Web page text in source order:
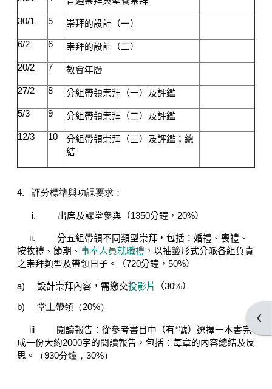
30/1 5 崇拜的設計（一）
6/2 6 崇拜的設計（二）
20/2 7 教會年曆
27/2 8 分組帶領崇拜（一） 及評鑑
5/3 9 分組帶領崇拜（二） 及評鑑
12/3 10 分組帶領崇拜（三） 及評鑑 ；總
結
4. 評分標準與功課要求：
i. 出席及課堂參與（1350分鐘， 20%）
ii. 分五組帶領不同類型崇拜，包括：婚禮、喪禮、
按牧禮、節期、 事奉人員就職禮 ，以抽籤形式分派各組負責
之崇拜類型及帶領日子。（720分鐘， 50%）
a) 設計崇拜內容，需繳交投影片 （30%）
b) 堂上帶領（20%）
iii 閱讀報告：從參考書目中（有*號）選擇一本書完
成一份大約2000字的閱讀報告，包括：每章的內容總結及反
思。
（930分鐘，30%）